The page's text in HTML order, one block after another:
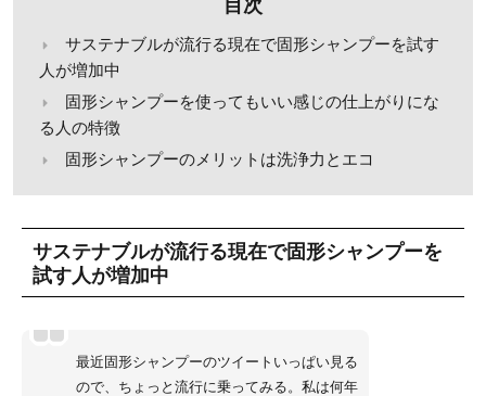
目次
サステナブルが流行る現在で固形シャンプーを試す
人が増加中
固形シャンプーを使ってもいい感じの仕上がりにな
る人の特徴
固形シャンプーのメリットは洗浄力とエコ
サステナブルが流行る現在で固形シャンプーを
試す人が増加中
最近固形シャンプーのツイートいっぱい見る
ので、ちょっと流行に乗ってみる。私は何年